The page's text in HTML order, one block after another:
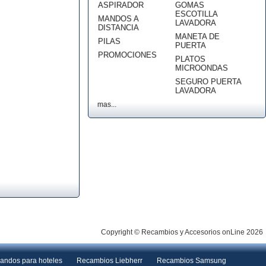
ASPIRADOR
MANDOS A
DISTANCIA
PILAS
PROMOCIONES
GOMAS
ESCOTILLA
LAVADORA
MANETA DE
PUERTA
PLATOS
MICROONDAS
SEGURO PUERTA
LAVADORA
mas...
Copyright © Recambios y Accesorios onLine 2026
para hoteles Recambios Liebherr
Recambios Samsung